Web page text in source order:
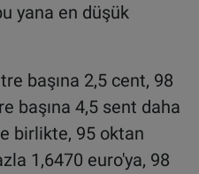
yana en düşük
başına 2,5 cent, 98
başına 4,5 sent daha
birlikte, 95 oktan
1,6470 euro'ya, 98